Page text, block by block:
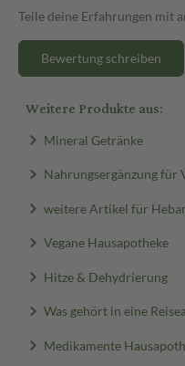
Teile deine Erfahrungen mit
Bewertung schreiben
Weitere Produkte aus:
Mineral Getränke
Nahrungsergänzung für
weitere Artikel für
Vegane Hausapotheke
Hitze & Dehydrierung
Was gehört in eine
Medikamente